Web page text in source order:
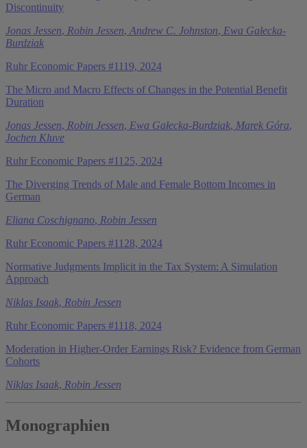
Discontinuity
Jonas Jessen, Robin Jessen, Andrew C. Johnston, Ewa Gałecka-
Burdziak
Ruhr Economic Papers #1119, 2024
The Micro and Macro Effects of Changes in the Potential Benefit
Duration
Jonas Jessen, Robin Jessen, Ewa Gałecka-Burdziak, Marek Góra,
Jochen Kluve
Ruhr Economic Papers #1125, 2024
The Diverging Trends of Male and Female Bottom Incomes in
German
Eliana Coschignano, Robin Jessen
Ruhr Economic Papers #1128, 2024
Normative Judgments Implicit in the Tax System: A Simulation
Approach
Niklas Isaak, Robin Jessen
Ruhr Economic Papers #1118, 2024
Moderation in Higher-Order Earnings Risk? Evidence from German
Cohorts
Niklas Isaak, Robin Jessen
Monographien